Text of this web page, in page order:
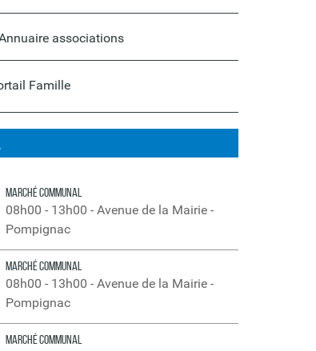
associations
Famille
MARCHÉ COMMUNAL
08h00 - 13h00 - Avenue de la Mairie -
Pompignac
MARCHÉ COMMUNAL
08h00 - 13h00 - Avenue de la Mairie -
Pompignac
MARCHÉ COMMUNAL